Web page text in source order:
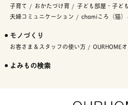
子育て おかたづけ育 子ども部屋・子ど
夫婦コミュニケーション
chamiころ（猫
モノづくり
お客さま＆スタッフの使い方 OURHOME
よみもの検索